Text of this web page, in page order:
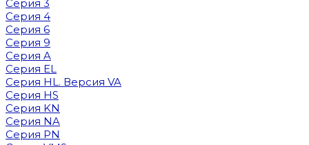
Серия 3
Серия 4
Серия 6
Серия 9
Серия A
Серия EL
Серия HL. Версия VA
Серия HS
Серия KN
Серия NA
Серия PN